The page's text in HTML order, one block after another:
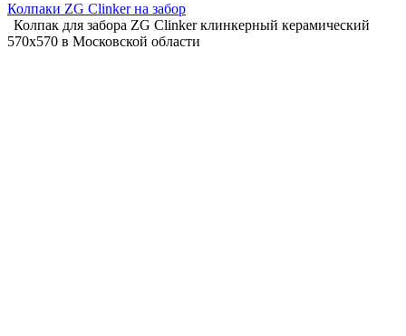
Колпаки ZG Clinker на забор
Колпак для забора ZG Clinker клинкерный керамический
570х570 в Московской области